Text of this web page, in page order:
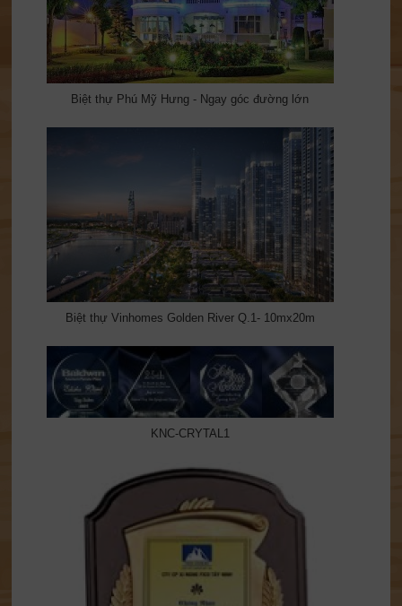
Biệt thự Phú Mỹ Hưng - Ngay góc đường lớn
Biệt thự Vinhomes Golden River Q.1- 10mx20m
KNC-CRYTAL1